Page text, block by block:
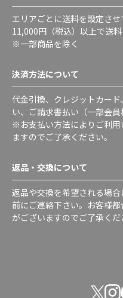
エリアごとに送料を設定さ
11,000円（税込）以上で送料
※一部商品を除く
決済方法について
代金引換、クレジットカー
い、ご請求書払い（一部会員
※お支払い方法によりご利
ますのでご了承ください。
返品・交換について
返品や交換を希望される場
前にご連絡下さい。お客様
がございますのでご了承くだ